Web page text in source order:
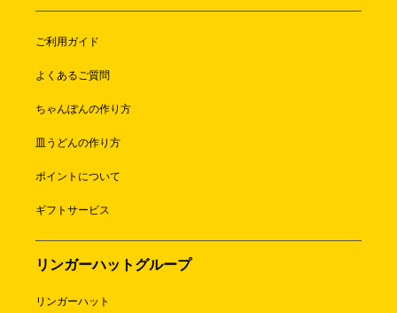
ご利用ガイド
よくあるご質問
ちゃんぽんの作り方
皿うどんの作り方
ポイントについて
ギフトサービス
リンガーハットグループ
リンガーハット